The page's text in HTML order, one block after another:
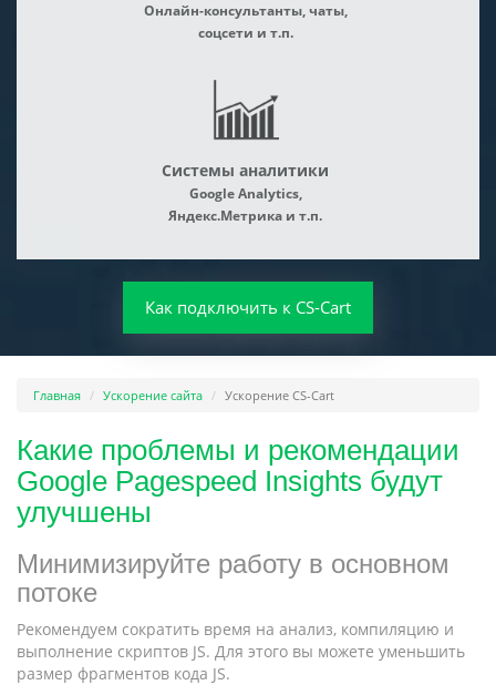
Онлайн-консультанты, чаты,
соцсети и т.п.
Системы аналитики
Google Analytics,
Яндекс.Метрика и т.п.
Как подключить к CS-Cart
Главная Ускорение сайта Ускорение CS-Cart
Какие проблемы и рекомендации
Google Pagespeed Insights будут
улучшены
Минимизируйте работу в основном
потоке
Рекомендуем сократить время на анализ, компиляцию и
выполнение скриптов JS. Для этого вы можете уменьшить
размер фрагментов кода JS.